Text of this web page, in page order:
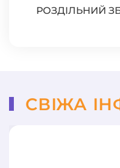
РОЗДІЛЬНИЙ
СВІЖА